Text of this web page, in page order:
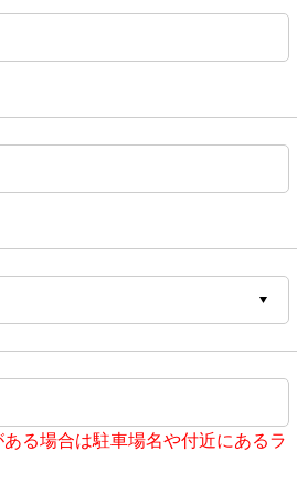
る場合は駐車場名や付近にあるラ